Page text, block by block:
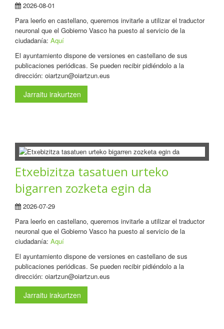
2026-08-01
Para leerlo en castellano, queremos invitarle a utilizar el traductor
neuronal que el Gobierno Vasco ha puesto al servicio de la
ciudadanía: Aquí
El ayuntamiento dispone de versiones en castellano de sus
publicaciones periódicas. Se pueden recibir pidiéndolo a la
dirección: oiartzun@oiartzun.eus
Jarraitu irakurtzen
Etxebizitza tasatuen urteko
bigarren zozketa egin da
2026-07-29
Para leerlo en castellano, queremos invitarle a utilizar el traductor
neuronal que el Gobierno Vasco ha puesto al servicio de la
ciudadanía: Aquí
El ayuntamiento dispone de versiones en castellano de sus
publicaciones periódicas. Se pueden recibir pidiéndolo a la
dirección: oiartzun@oiartzun.eus
Jarraitu irakurtzen